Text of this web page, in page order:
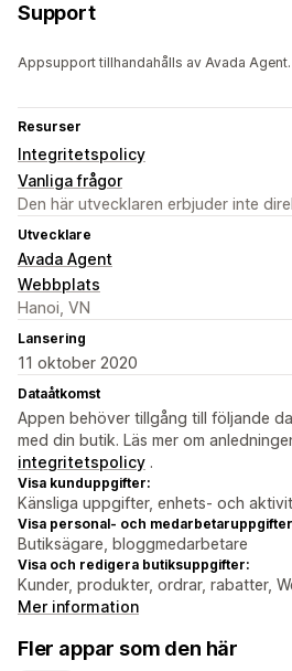
Support
Appsupport tillhandahålls av Avada Agent.
Resurser
Integritetspolicy
Vanliga frågor
Den här utvecklaren erbjuder inte
Utvecklare
Avada Agent
Webbplats
Hanoi, VN
Lansering
11 oktober 2020
Dataåtkomst
Appen behöver tillgång till följande
med din butik. Läs mer om
integritetspolicy .
Visa kunduppgifter:
Känsliga uppgifter, enhets- och
Visa personal- och
Butiksägare, bloggmedarbetare
Visa och redigera butiksuppgifter:
Kunder, produkter, ordrar, rabatter,
Mer information
Fler appar som den här